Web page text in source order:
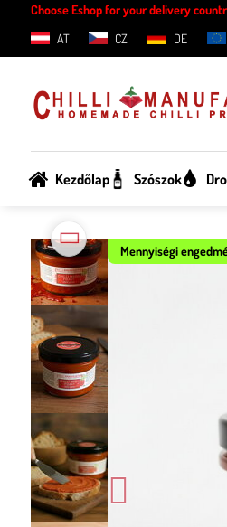
Choose Eshop for your delivery
AT
CZ DE
Kezdőlap Szószok
Mennyiségi